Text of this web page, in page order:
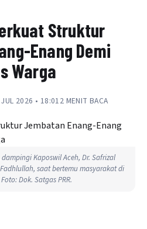
Struktur
Enang Demi
Warga
2026 • 18:012 MENIT BACA
Kaposwil Aceh, Dr. Safrizal
saat bertemu masyarakat di
Dok. Satgas PRR.